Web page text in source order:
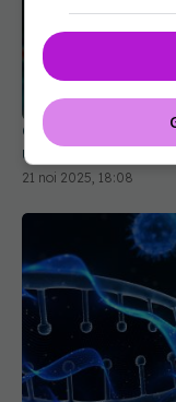
Greșeala teribilă
ucis zeci de mii
21 noi 2025, 18:08